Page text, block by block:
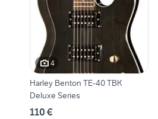
4
Harley Benton TE-40 TBK
Deluxe Series
110 €